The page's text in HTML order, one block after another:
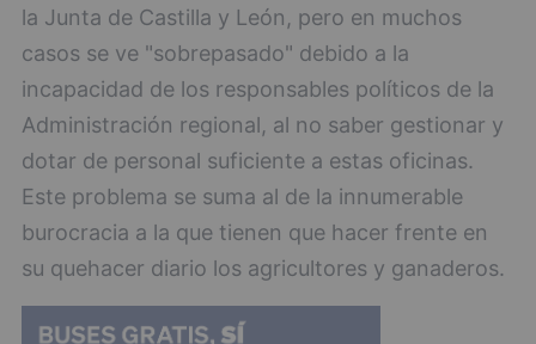
la Junta de Castilla y León, pero en muchos
casos se ve "sobrepasado" debido a la
incapacidad de los responsables políticos de la
Administración regional, al no saber gestionar y
dotar de personal suficiente a estas oficinas.
Este problema se suma al de la innumerable
burocracia a la que tienen que hacer frente en
su quehacer diario los agricultores y ganaderos.